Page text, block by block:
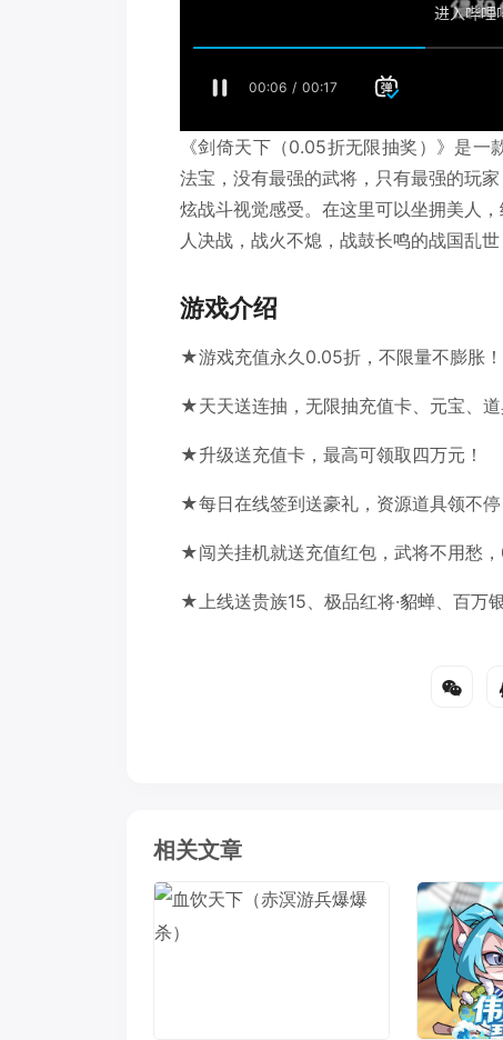
《剑倚天下（0.05折无限抽奖）》是
法宝，没有最强的武将，只有最强的玩
炫战斗视觉感受。在这里可以坐拥美人
人决战，战火不熄，战鼓长鸣的战国乱世
游戏介绍
★游戏充值永久0.05折，不限量不膨胀！
★天天送连抽，无限抽充值卡、元宝、道
★升级送充值卡，最高可领取四万元！
★每日在线签到送豪礼，资源道具领不停
★闯关挂机就送充值红包，武将不用愁，
★上线送贵族15、极品红将·貂蝉、百万
相关文章